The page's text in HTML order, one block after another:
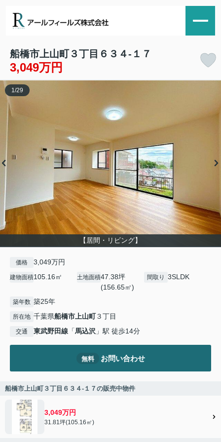
船橋市上山町３丁目６３４‐１７
3,049万円
【居間・リビング】
1 /29
価格 3,049万円
建物面積105.16㎡ 土地面積47.38坪
(156.65㎡)
間取り 3SLDK
築年数 築25年
所在地 千葉県船橋市 上山町３丁目
交通 東武野田線 「馬込沢 」駅 徒歩14分
無料 お問い合わせ
船橋市上山町３丁目６３４‐１７の販売中物件
3,049万円
31.81坪(105.16㎡)